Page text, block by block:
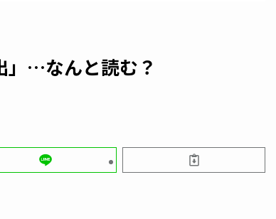
」…なんと読む？